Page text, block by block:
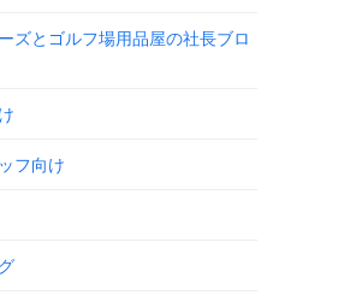
ズとゴルフ場用品屋の社長ブロ
フ向け